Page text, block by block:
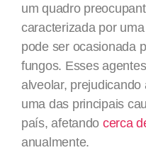
um quadro
caracterizada por
pode ser ocasionada
fungos. Esses
alveolar,
uma das principais
país, afetando cerca
anualmente.